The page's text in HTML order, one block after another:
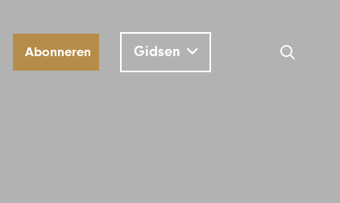
Abonneren Gidsen